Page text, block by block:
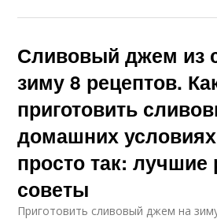
Сливовый джем из
зиму 8 рецептов.
приготовить
домашних
просто так: лучшие
советы
Приготовить сливовый джем на